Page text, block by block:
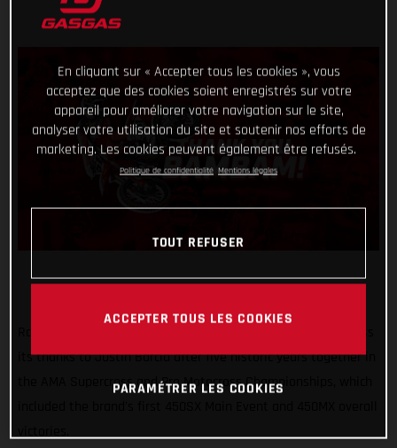
its thanks to Justin Barcia after five historic years together in
the AMA Supercross and Pro Motocross Championships, which
En cliquant sur « Accepter tous les cookies », vous
acceptez que des cookies soient enregistrés sur votre
appareil pour améliorer votre navigation sur le site,
analyser votre utilisation du site et soutenir nos efforts de
marketing. Les cookies peuvent également être refusés.
Politique de confidentialité Mentions légales
TOUT REFUSER
ACCEPTER TOUS LES COOKIES
PARAMÉTRER LES COOKIES